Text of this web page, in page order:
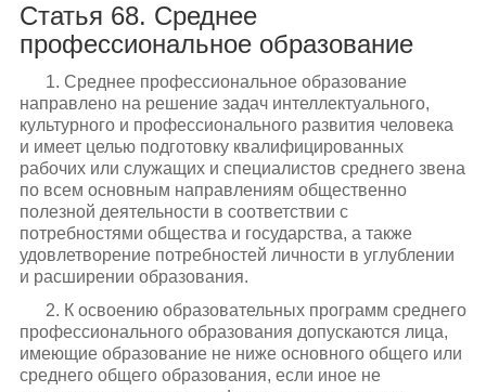
Статья 68. Среднее
профессиональное образование
1. Среднее профессиональное образование
направлено на решение задач интеллектуального,
культурного и профессионального развития человека
и имеет целью подготовку квалифицированных
рабочих или служащих и специалистов среднего звена
по всем основным направлениям общественно
полезной деятельности в соответствии с
потребностями общества и государства, а также
удовлетворение потребностей личности в углублении
и расширении образования.
2. К освоению образовательных программ среднего
профессионального образования допускаются лица,
имеющие образование не ниже основного общего или
среднего общего образования, если иное не